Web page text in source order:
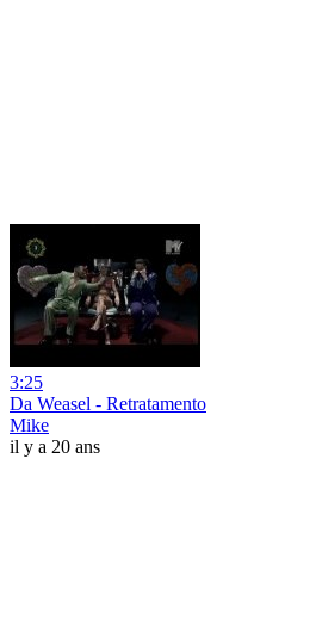
3:25
Da Weasel - Retratamento
Mike
il y a 20 ans